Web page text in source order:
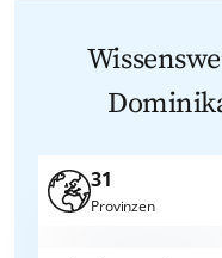
Provinzen
31